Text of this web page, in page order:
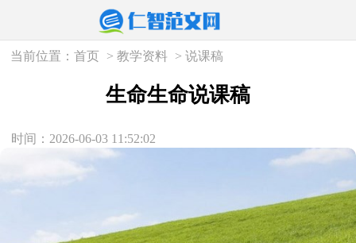
当前位置：首页 >教学资料 >说课稿
生命生命说课稿
时间：2026-06-03 11:52:02